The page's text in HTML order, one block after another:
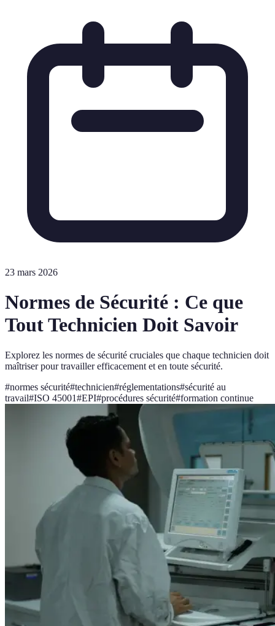
23 mars 2026
Normes de Sécurité : Ce que
Tout Technicien Doit Savoir
Explorez les normes de sécurité cruciales que chaque technicien doit
maîtriser pour travailler efficacement et en toute sécurité.
#normes sécurité#technicien#réglementations#sécurité au
travail#ISO 45001#EPI#procédures sécurité#formation continue